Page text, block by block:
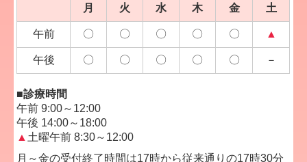
月 火 水 木 金 土
午前 〇 〇 〇 〇 〇 ▲
午後 〇 〇 〇 〇 〇 －
■診療時間
午前 9:00～12:00
午後 14:00～18:00
▲土曜午前 8:30～12:00
月～金の受付終了時間は17時から従来通りの17時30分